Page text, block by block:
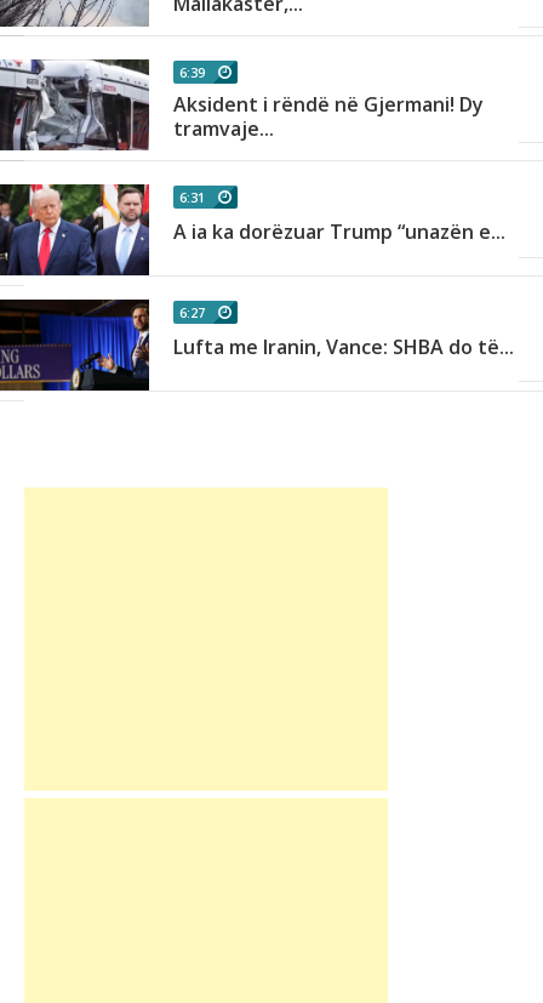
6:39
Aksident i rëndë në Gjermani! Dy
tramvaje...
6:31
A ia ka dorëzuar Trump “unazën e...
6:27
Lufta me Iranin, Vance: SHBA do të...